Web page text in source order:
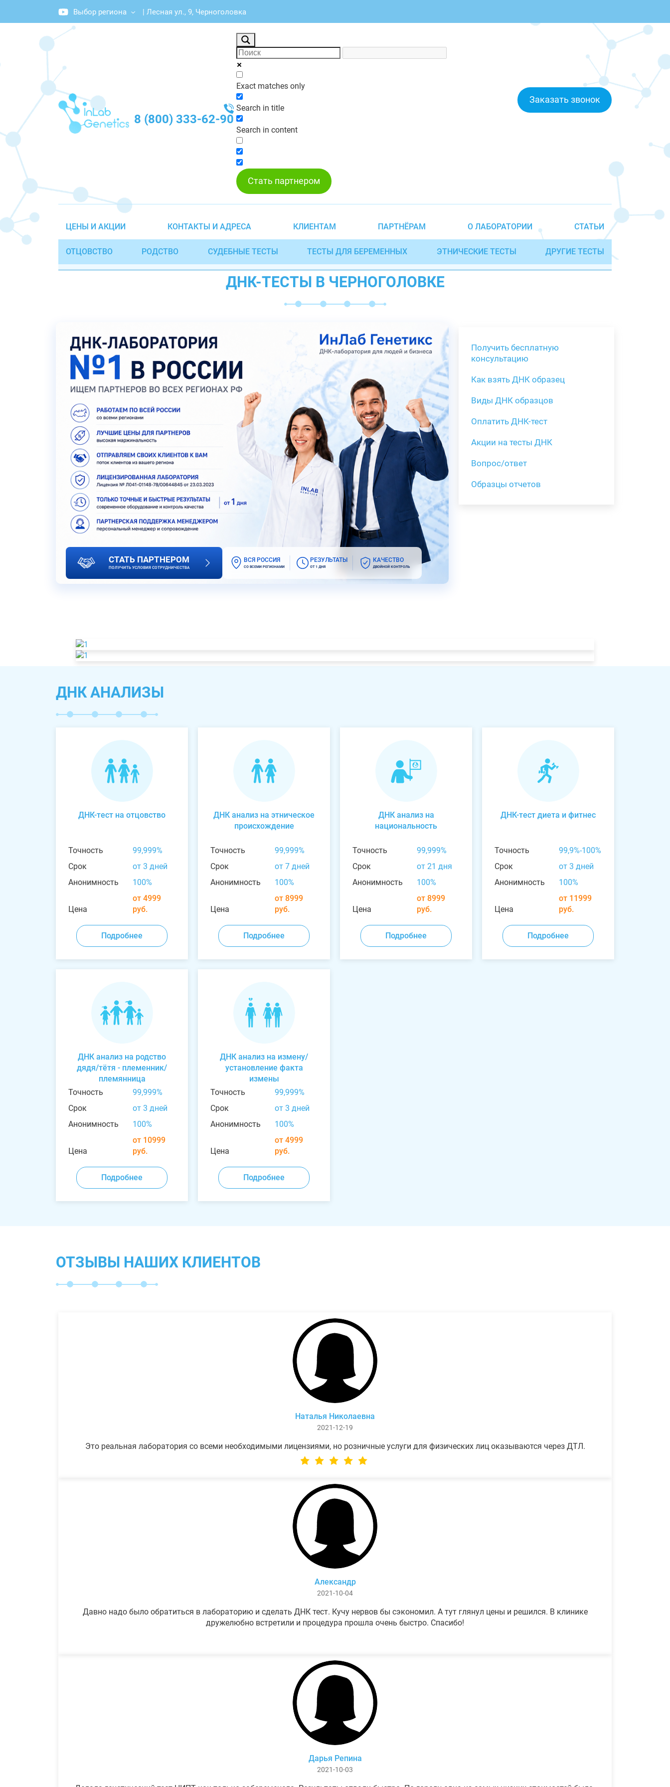
Выбор региона | Лесная ул., 9, Черноголовка
8 (800) 333-62-90
Exact matches only
Search in title
Search in content
Заказать звонок
Стать партнером
ЦЕНЫ И АКЦИИ КОНТАКТЫ И АДРЕСА КЛИЕНТАМ ПАРТНЁРАМ О ЛАБОРАТОРИИ СТАТЬИ
ОТЦОВСТВО РОДСТВО СУДЕБНЫЕ ТЕСТЫ ТЕСТЫ ДЛЯ БЕРЕМЕННЫХ ЭТНИЧЕСКИЕ ТЕСТЫ ДРУГИЕ ТЕСТЫ
ДНК-ТЕСТЫ В ЧЕРНОГОЛОВКЕ
СТАТЬ ПАРТНЕРОМ
ПОЛУЧИТЬ УСЛОВИЯ СОТРУДНИЧЕСТВА
ВСЯ РОССИЯ
СО ВСЕМИ РЕГИОНАМИ
РЕЗУЛЬТАТЫ
ОТ 1 ДНЯ
КАЧЕСТВО
ДВОЙНОЙ КОНТРОЛЬ
Получить бесплатную
консультацию
Как взять ДНК образец
Виды ДНК образцов
Оплатить ДНК-тест
Акции на тесты ДНК
Вопрос/ответ
Образцы отчетов
ДНК АНАЛИЗЫ
ДНК-тест на отцовство
Точность
99,999%
Срок
от 3 дней
Анонимность
100%
Цена
от 4999
руб.
Подробнее
ДНК анализ на этническое
происхождение
Точность
99,999%
Срок
от 7 дней
Анонимность
100%
Цена
от 8999
руб.
Подробнее
ДНК анализ на
национальность
Точность
99,999%
Срок
от 21 дня
Анонимность
100%
Цена
от 8999
руб.
Подробнее
ДНК-тест диета и фитнес
Точность
99,9%-100%
Срок
от 3 дней
Анонимность
100%
Цена
от 11999
руб.
Подробнее
ДНК анализ на родство
дядя/тётя - племенник/
племянница
Точность
99,999%
Срок
от 3 дней
Анонимность
100%
Цена
от 10999
руб.
Подробнее
ДНК анализ на измену/
установление факта
измены
Точность
99,999%
Срок
от 3 дней
Анонимность
100%
Цена
от 4999
руб.
Подробнее
ОТЗЫВЫ НАШИХ КЛИЕНТОВ
Наталья Николаевна
2021-12-19
Это реальная лаборатория со всеми необходимыми лицензиями, но розничные услуги для физических лиц оказываются через ДТЛ.
Александр
2021-10-04
Давно надо было обратиться в лабораторию и сделать ДНК тест. Кучу нервов бы сэкономил. А тут глянул цены и решился. В клинике
дружелюбно встретили и процедура прошла очень быстро. Спасибо!
Дарья Репина
2021-10-03